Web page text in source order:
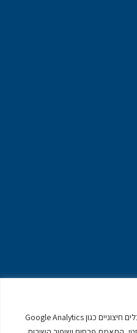
באתר נעשה שימוש בקובצי Cookies וכלים חיצוניים כגון Google Analytics